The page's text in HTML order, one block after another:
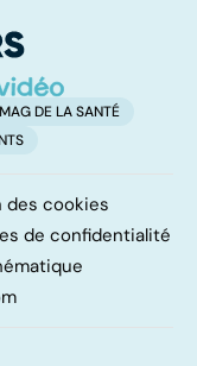
DE LA SANTÉ
des cookies
de confidentialité